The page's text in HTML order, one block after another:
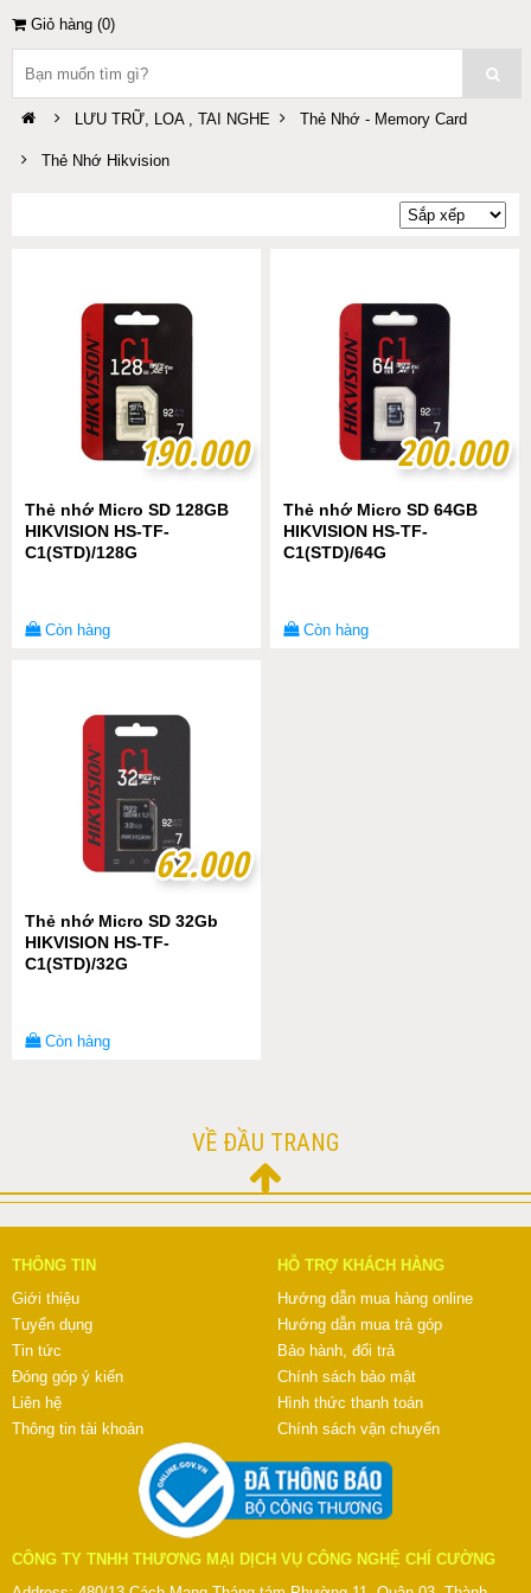
Giỏ hàng (0)
LƯU TRỮ, LOA , TAI NGHE Thẻ Nhớ - Memory Card
Thẻ Nhớ Hikvision
190.000
190.000
Thẻ nhớ Micro SD 128GB
HIKVISION HS-TF-
C1(STD)/128G
Còn hàng
200.000
200.000
Thẻ nhớ Micro SD 64GB
HIKVISION HS-TF-
C1(STD)/64G
Còn hàng
62.000
62.000
Thẻ nhớ Micro SD 32Gb
HIKVISION HS-TF-
C1(STD)/32G
Còn hàng
VỀ ĐẦU TRANG
THÔNG TIN
Giới thiệu
Tuyển dụng
Tin tức
Đóng góp ý kiến
Liên hệ
Thông tin tài khoản
HỖ TRỢ KHÁCH HÀNG
Hướng dẫn mua hàng online
Hướng dẫn mua trả góp
Bảo hành, đổi trả
Chính sách bảo mật
Hình thức thanh toán
Chính sách vận chuyển
CÔNG TY TNHH THƯƠNG MẠI DỊCH VỤ CÔNG NGHỆ CHÍ CƯỜNG